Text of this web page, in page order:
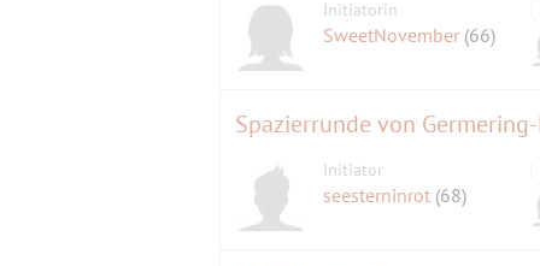
Initiatorin
SweetNovember (66)
Spazierrunde von
Initiator
seesterninrot (68)